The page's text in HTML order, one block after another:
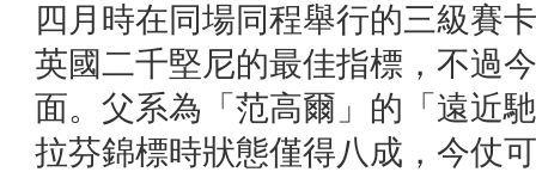
四月時在同場同程舉行的三級賽
英國二千堅尼的最佳指標，不過
面。父系為「范高爾」的「遠近
拉芬錦標時狀態僅得八成，今仗